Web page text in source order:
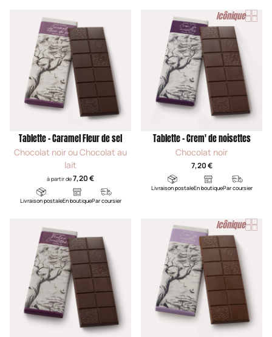
Tablette - Caramel Fleur de sel
Chocolat noir ou Chocolat au
lait
à partir de7,20 €
Livraison postaleEn boutiquePar coursier
Icônique
Tablette - Crem' de noisettes
Chocolat noir
7,20 €
Livraison postaleEn boutiquePar coursier
Icônique